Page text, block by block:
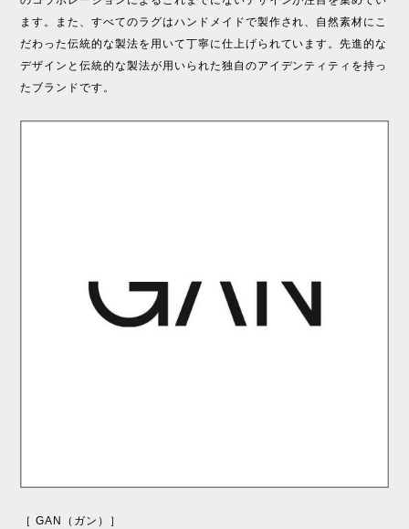
ます。また、すべてのラグはハンドメイドで製作され、自然素材にこ
だわった伝統的な製法を用いて丁寧に仕上げられています。先進的な
デザインと伝統的な製法が用いられた独自のアイデンティティを持っ
たブランドです。
［ GAN（ガン）］